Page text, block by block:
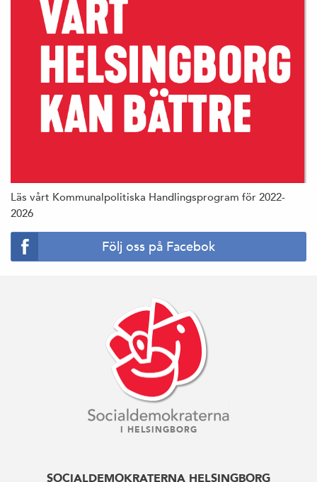
Läs vårt Kommunalpolitiska Handlingsprogram för 2022-
2026
Följ oss på Facebok
I HELSINGBORG
SOCIALDEMOKRATERNA HELSINGBORG